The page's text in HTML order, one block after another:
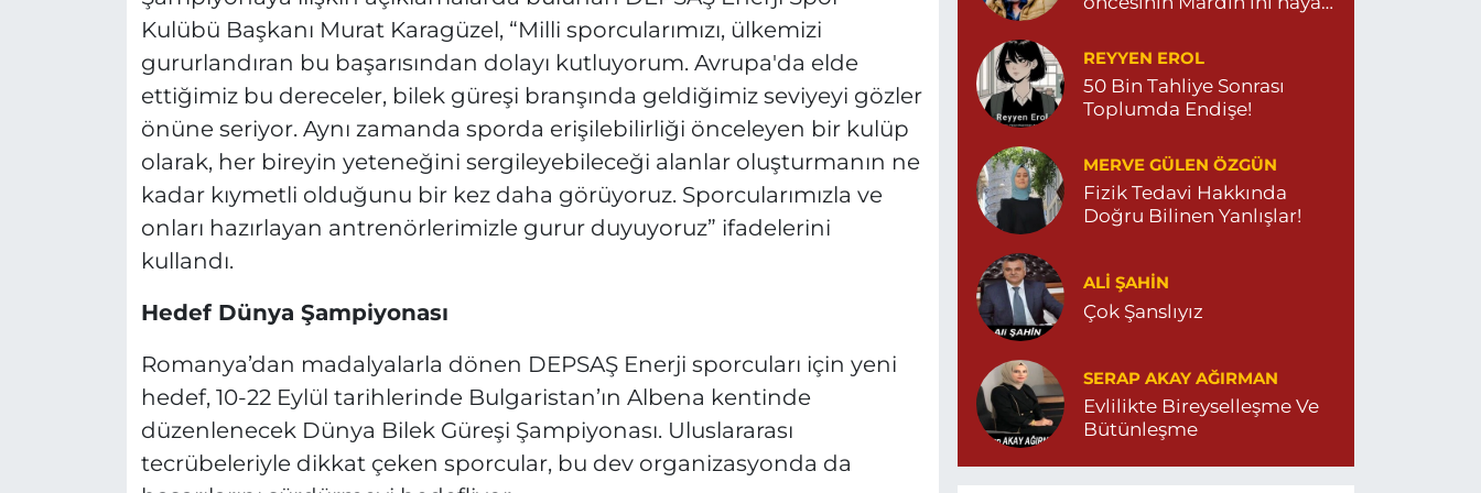
Kulübü Başkanı Murat Karagüzel, “Milli sporcularımızı, ülkemizi
gururlandıran bu başarısından dolayı kutluyorum. Avrupa'da elde
ettiğimiz bu dereceler, bilek güreşi branşında geldiğimiz seviyeyi gözler
önüne seriyor. Aynı zamanda sporda erişilebilirliği önceleyen bir kulüp
olarak, her bireyin yeteneğini sergileyebileceği alanlar oluşturmanın ne
kadar kıymetli olduğunu bir kez daha görüyoruz. Sporcularımızla ve
onları hazırlayan antrenörlerimizle gurur duyuyoruz” ifadelerini
kullandı.
Hedef Dünya Şampiyonası
Romanya’dan madalyalarla dönen DEPSAŞ Enerji sporcuları için yeni
hedef, 10-22 Eylül tarihlerinde Bulgaristan’ın Albena kentinde
düzenlenecek Dünya Bilek Güreşi Şampiyonası. Uluslararası
tecrübeleriyle dikkat çeken sporcular, bu dev organizasyonda da
REYYEN EROL
50 Bin Tahliye Sonrası
Toplumda Endişe!
MERVE GÜLEN ÖZGÜN
Fizik Tedavi Hakkında
Doğru Bilinen Yanlışlar!
ALI ŞAHİN
Çok Şanslıyız
SERAP AKAY AĞIRMAN
Evlilikte Bireyselleşme Ve
Bütünleşme